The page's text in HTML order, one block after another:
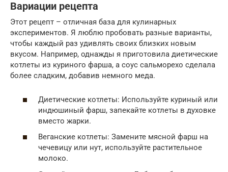
Вариации рецепта
Этот рецепт – отличная база для кулинарных
экспериментов. Я люблю пробовать разные варианты,
чтобы каждый раз удивлять своих близких новым
вкусом. Например, однажды я приготовила диетические
котлеты из куриного фарша, а соус сальморехо сделала
более сладким, добавив немного меда.
Диетические котлеты: Используйте куриный или
индюшиный фарш, запекайте котлеты в духовке
вместо жарки.
Веганские котлеты: Замените мясной фарш на
чечевицу или нут, используйте растительное
молоко.